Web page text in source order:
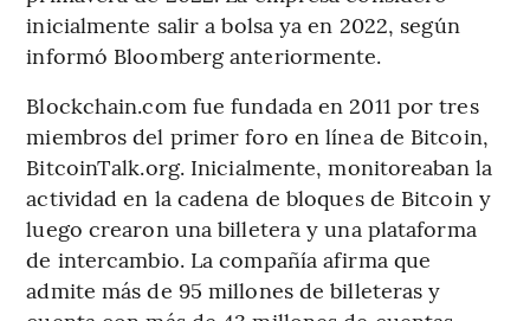
inicialmente salir a bolsa ya en 2022, según
informó Bloomberg anteriormente.
Blockchain.com fue fundada en 2011 por tres
miembros del primer foro en línea de Bitcoin,
BitcoinTalk.org. Inicialmente, monitoreaban la
actividad en la cadena de bloques de Bitcoin y
luego crearon una billetera y una plataforma
de intercambio. La compañía afirma que
admite más de 95 millones de billeteras y